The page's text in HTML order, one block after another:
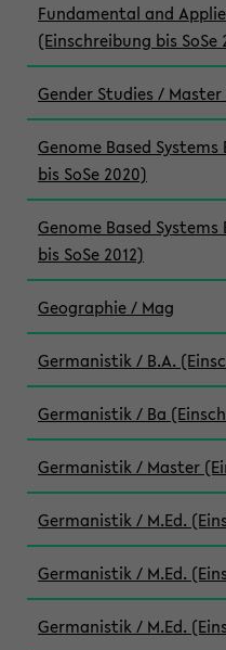
Fundamental and
(Einschreibung bis SoSe
Gender Studies / Master
Genome Based
bis SoSe 2020)
Genome Based
bis SoSe 2012)
Geographie / Mag
Germanistik / B.A.
Germanistik / Ba
Germanistik / Master
Germanistik / M.Ed.
Germanistik / M.Ed.
Germanistik / M.Ed.